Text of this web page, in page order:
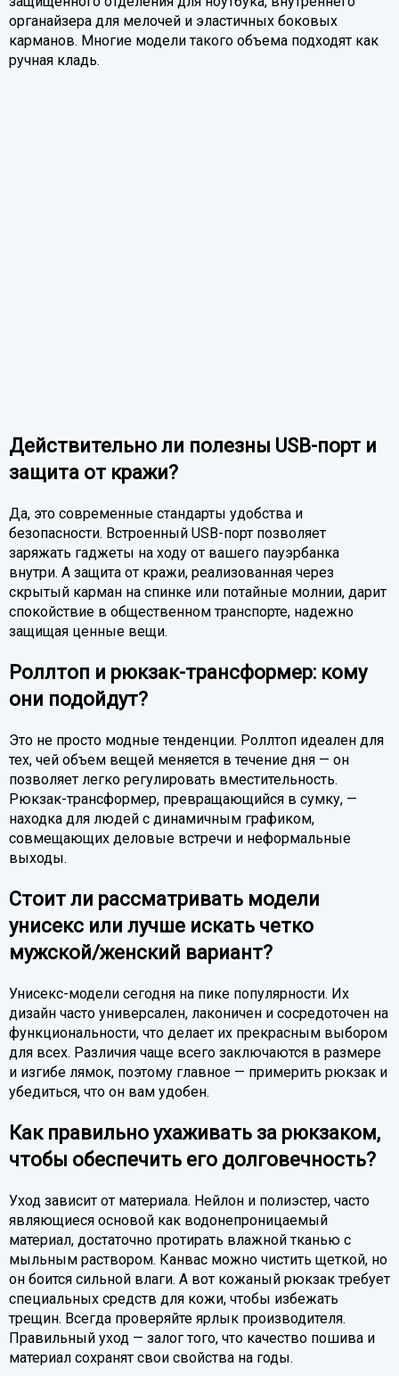
органайзера для мелочей и эластичных боковых
карманов. Многие модели такого объема подходят как
ручная кладь.
Действительно ли полезны USB-порт и
защита от кражи?
Да, это современные стандарты удобства и
безопасности. Встроенный USB-порт позволяет
заряжать гаджеты на ходу от вашего пауэрбанка
внутри. А защита от кражи, реализованная через
скрытый карман на спинке или потайные молнии, дарит
спокойствие в общественном транспорте, надежно
защищая ценные вещи.
Роллтоп и рюкзак-трансформер: кому
они подойдут?
Это не просто модные тенденции. Роллтоп идеален для
тех, чей объем вещей меняется в течение дня — он
позволяет легко регулировать вместительность.
Рюкзак-трансформер, превращающийся в сумку, —
находка для людей с динамичным графиком,
совмещающих деловые встречи и неформальные
выходы.
Стоит ли рассматривать модели
унисекс или лучше искать четко
мужской/женский вариант?
Унисекс-модели сегодня на пике популярности. Их
дизайн часто универсален, лаконичен и сосредоточен на
функциональности, что делает их прекрасным выбором
для всех. Различия чаще всего заключаются в размере
и изгибе лямок, поэтому главное — примерить рюкзак и
убедиться, что он вам удобен.
Как правильно ухаживать за рюкзаком,
чтобы обеспечить его долговечность?
Уход зависит от материала. Нейлон и полиэстер, часто
являющиеся основой как водонепроницаемый
материал, достаточно протирать влажной тканью с
мыльным раствором. Канвас можно чистить щеткой, но
он боится сильной влаги. А вот кожаный рюкзак требует
специальных средств для кожи, чтобы избежать
трещин. Всегда проверяйте ярлык производителя.
Правильный уход — залог того, что качество пошива и
материал сохранят свои свойства на годы.